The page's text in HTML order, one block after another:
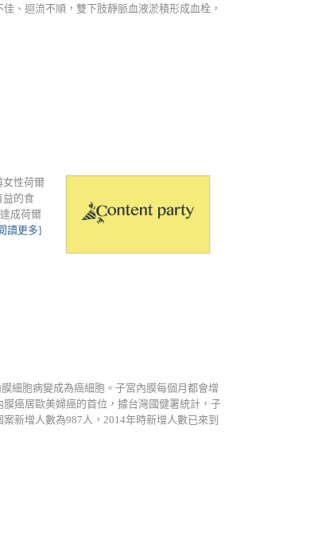
、迴流不順，雙下肢靜脈血液淤積形成血栓，
女性荷爾
益的食
成荷爾
讀更多]
細胞病變成為癌細胞。子宮內膜每個月都會增
癌居歐美婦癌的首位，據台灣國健署統計，子
新增人數為987人，2014年時新增人數已來到